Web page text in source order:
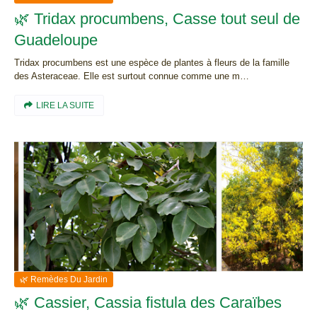
🌿 Tridax procumbens, Casse tout seul de
Guadeloupe
Tridax procumbens est une espèce de plantes à fleurs de la famille
des Asteraceae. Elle est surtout connue comme une m…
LIRE LA SUITE
🌿 Remèdes Du Jardin
🌿 Cassier, Cassia fistula des Caraïbes